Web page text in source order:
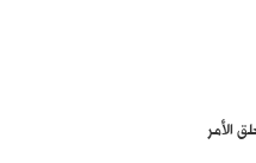
الأمر